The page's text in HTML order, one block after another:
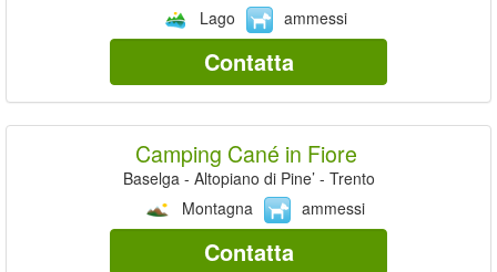
Lago
ammessi
Contatta
Camping Cané in Fiore
Baselga - Altopiano di Pine’ - Trento
Montagna
ammessi
Contatta